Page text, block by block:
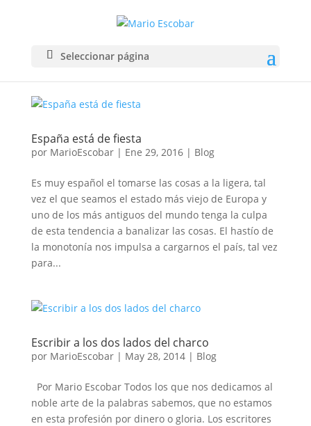
Seleccionar página
España está de fiesta
por MarioEscobar| Ene 29, 2016| Blog
Es muy español el tomarse las cosas a la ligera, tal
vez el que seamos el estado más viejo de Europa y
uno de los más antiguos del mundo tenga la culpa
de esta tendencia a banalizar las cosas. El hastío de
la monotonía nos impulsa a cargarnos el país, tal vez
para...
Escribir a los dos lados del charco
por MarioEscobar| May 28, 2014| Blog
Por Mario Escobar Todos los que nos dedicamos al
noble arte de la palabras sabemos, que no estamos
en esta profesión por dinero o gloria. Los escritores